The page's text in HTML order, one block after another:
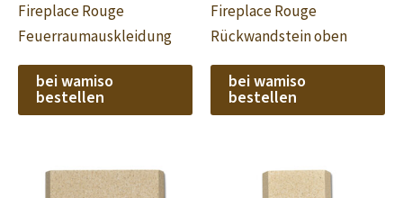
Fireplace Rouge
Feuerraumauskleidung
bei wamiso
bestellen
Fireplace Rouge
Rückwandstein oben
bei wamiso
bestellen